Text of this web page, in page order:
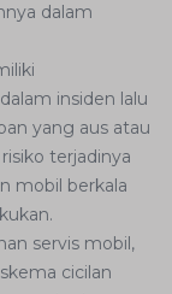
dalam
insiden lalu
yang aus atau
terjadinya
mobil berkala
servis mobil,
cicilan